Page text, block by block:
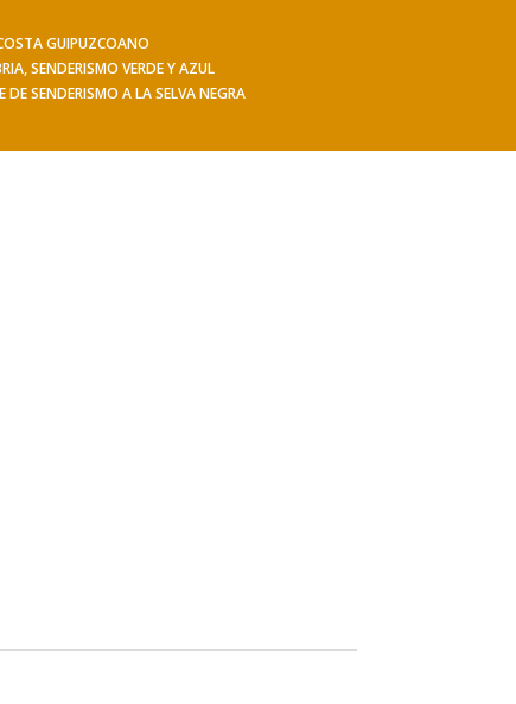
GUIPUZCOANO
SENDERISMO VERDE Y AZUL
DE SENDERISMO A LA SELVA NEGRA
Hacerse socio Contacto